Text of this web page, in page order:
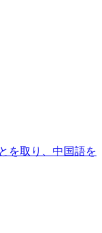
を取り、中国語を